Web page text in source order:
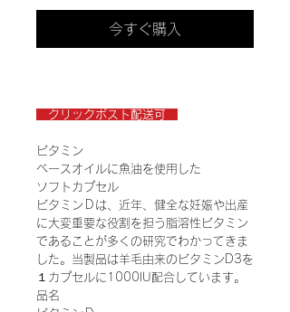
今すぐ購入
クリックポスト配送可
ビタミン
ベースオイルに魚油を使用した
ソフトカプセル
ビタミンＤは、近年、健全な妊娠や出産
に大変重要な役割を担う脂溶性ビタミン
であることが多くの研究でわかってきま
した。当製品は羊毛由来のビタミンD3を
１カプセルに1000IU配合しています。
品名